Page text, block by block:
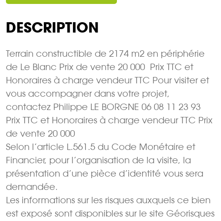
DESCRIPTION
Terrain constructible de 2174 m2 en périphérie
de Le Blanc Prix de vente 20 000  Prix TTC et
Honoraires à charge vendeur TTC Pour visiter et
vous accompagner dans votre projet,
contactez Philippe LE BORGNE 06 08 11 23 93
Prix TTC et Honoraires à charge vendeur TTC Prix
de vente 20 000 
Selon l’article L.561.5 du Code Monétaire et
Financier, pour l’organisation de la visite, la
présentation d’une pièce d’identité vous sera
demandée.
Les informations sur les risques auxquels ce bien
est exposé sont disponibles sur le site Géorisques